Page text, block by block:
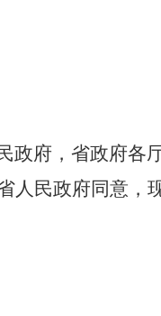
政府，省政府各
人民政府同意，